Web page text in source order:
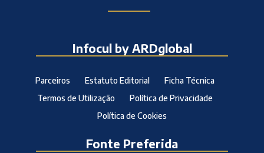
Infocul by ARDglobal
Parceiros Estatuto Editorial
Ficha Técnica
Termos de Utilização
Política de Privacidade
Política de Cookies
Fonte Preferida